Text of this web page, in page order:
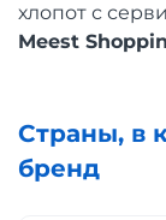
хлопот с
Meest
Страны, в
бренд